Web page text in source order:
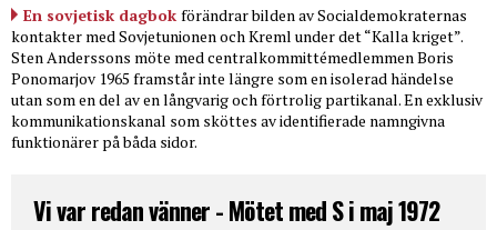
En sovjetisk dagbok förändrar bilden av Socialdemokraternas
kontakter med Sovjetunionen och Kreml under det “Kalla kriget”.
Sten Anderssons möte med centralkommittémedlemmen Boris
Ponomarjov 1965 framstår inte längre som en isolerad händelse
utan som en del av en långvarig och förtrolig partikanal. En exklusiv
kommunikationskanal som sköttes av identifierade namngivna
funktionärer på båda sidor.
Vi var redan vänner - Mötet med S i maj 1972